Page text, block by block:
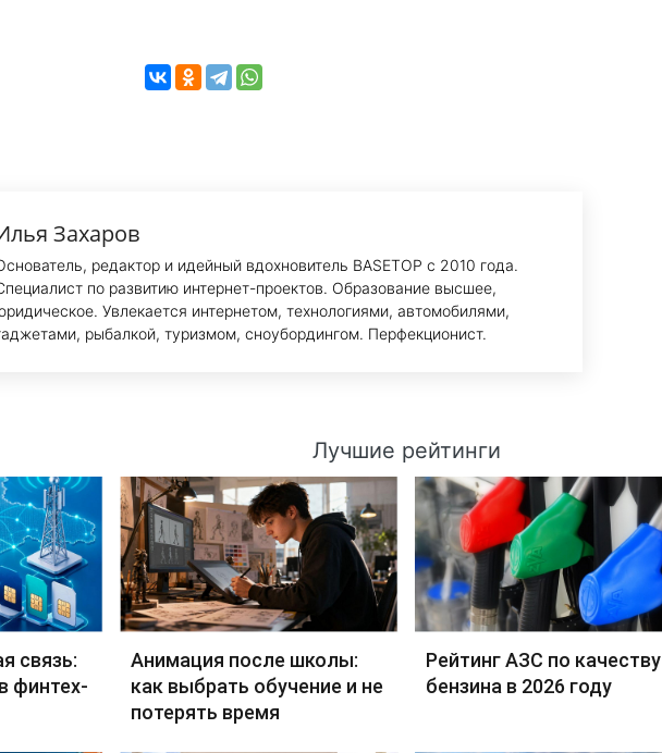
Захаров
редактор и идейный вдохновитель BASETOP с 2010 года.
по развитию интернет-проектов. Образование высшее,
Увлекается интернетом, технологиями, автомобилями,
рыбалкой, туризмом, сноубордингом. Перфекционист.
Лучшие рейтинги
связь:
финтех-
Анимация после школы:
как выбрать обучение и не
потерять время
Рейтинг АЗС по качеству
бензина в 2026 году